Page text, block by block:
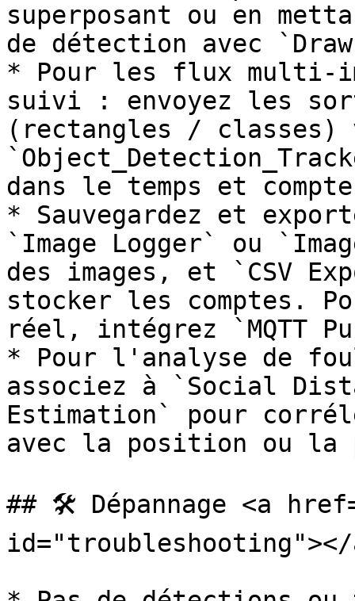
superposant ou en
de détection avec
* Pour les flux multi-
suivi : envoyez les
(rectangles / classes)
dans le temps et
* Sauvegardez et
`Image Logger` ou
des images, et `CSV
stocker les comptes.
réel, intégrez `MQTT
* Pour l'analyse de
associez à `Social
Estimation` pour
avec la position ou la
## 🛠️ Dépannage <a
id="troubleshooting"></